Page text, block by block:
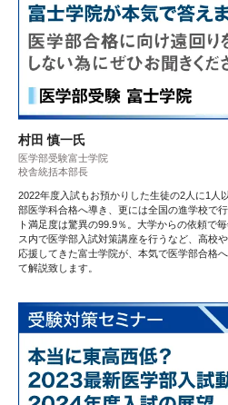
村田 慎一氏
医学部受験富士学院
校舎統括本部長
2022年度入試もお預かりした生徒の2人に1人
部医学科合格へ導き、更には全国の進学校で
ト満足度は驚異の99.9％。大学からの依頼で
ス内で医学部入試対策講座を行うなど、高校
応援してきた富士学院が、本気で医学部合格
て解説致します。